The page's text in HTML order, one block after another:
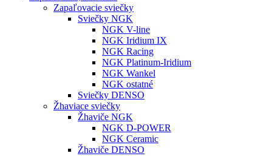
Zapaľovacie sviečky
Sviečky NGK
NGK V-line
NGK Iridium IX
NGK Racing
NGK Platinum-Iridium
NGK Wankel
NGK ostatné
Sviečky DENSO
Žhaviace sviečky
Žhaviče NGK
NGK D-POWER
NGK Ceramic
Žhaviče DENSO